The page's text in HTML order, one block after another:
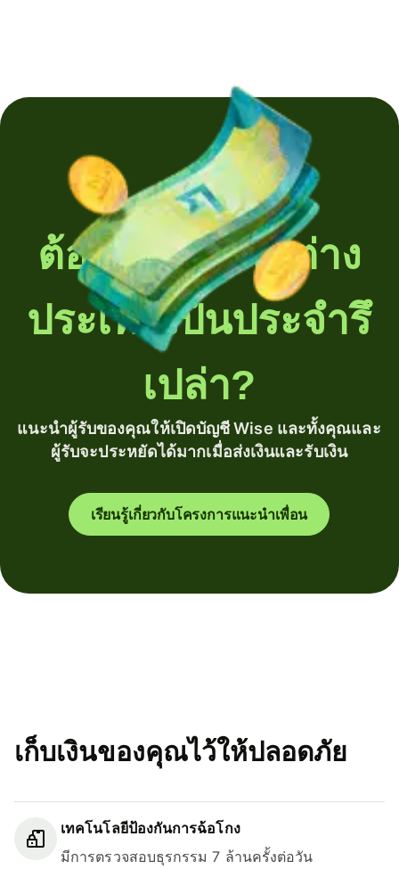
ต้องโอนเงินไปต่าง
ประเทศเป็นประจำรึ
เปล่า?
แนะนำผู้รับของคุณให้เปิดบัญชี Wise และทั้งคุณและ
ผู้รับจะประหยัดได้มากเมื่อส่งเงินและรับเงิน
เรียนรู้เกี่ยวกับโครงการแนะนำเพื่อน
เก็บเงินของคุณไว้ให้ปลอดภัย
เทคโนโลยีป้องกันการฉ้อโกง
มีการตรวจสอบธุรกรรม 7 ล้านครั้งต่อวัน